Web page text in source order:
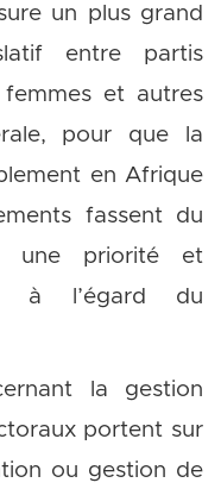
un plus grand
entre partis
femmes et autres
pour que la
en Afrique
fassent du
une priorité et
à l’égard du
la gestion
portent sur
ou gestion de